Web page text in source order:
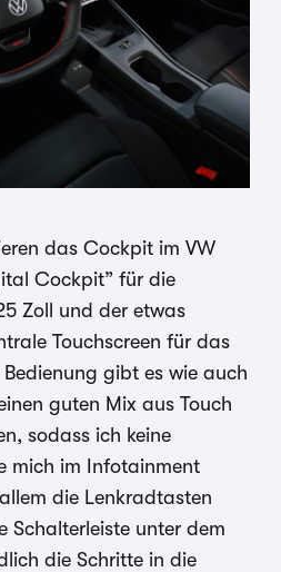
das Cockpit im VW
Cockpit” für die
Zoll und der etwas
Touchscreen für das
gibt es wie auch
guten Mix aus Touch
sodass ich keine
mich im Infotainment
die Lenkradtasten
Schalterleiste unter dem
die Schritte in die